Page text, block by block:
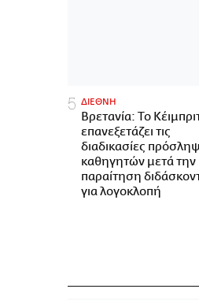
ΔΙΕΘΝΗ
Βρετανία: Το
επανεξετάζει τις
διαδικασίες
καθηγητών μετά την
παραίτηση
για λογοκλοπή